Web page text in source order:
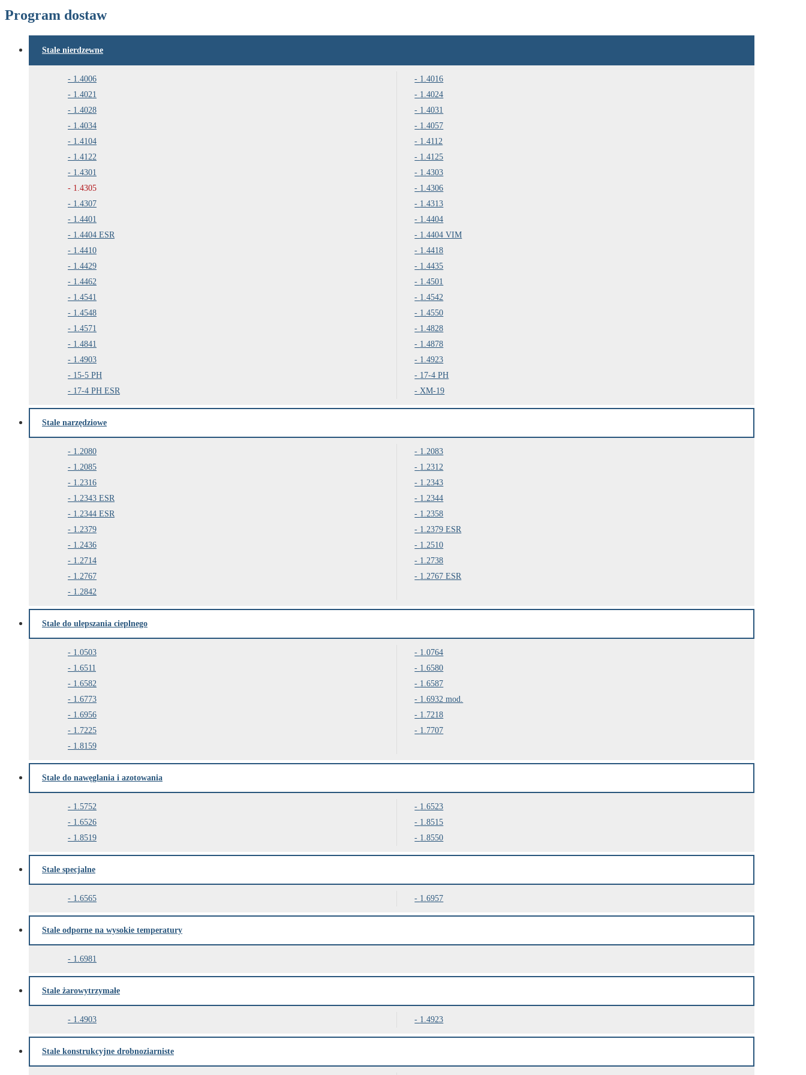
Program dostaw
Stale nierdzewne
1.4006
1.4016
1.4021
1.4024
1.4028
1.4031
1.4034
1.4057
1.4104
1.4112
1.4122
1.4125
1.4301
1.4303
1.4305
1.4306
1.4307
1.4313
1.4401
1.4404
1.4404 ESR
1.4404 VIM
1.4410
1.4418
1.4429
1.4435
1.4462
1.4501
1.4541
1.4542
1.4548
1.4550
1.4571
1.4828
1.4841
1.4878
1.4903
1.4923
15-5 PH
17-4 PH
17-4 PH ESR
XM-19
Stale narzędziowe
1.2080
1.2083
1.2085
1.2312
1.2316
1.2343
1.2343 ESR
1.2344
1.2344 ESR
1.2358
1.2379
1.2379 ESR
1.2436
1.2510
1.2714
1.2738
1.2767
1.2767 ESR
1.2842
Stale do ulepszania cieplnego
1.0503
1.0764
1.6511
1.6580
1.6582
1.6587
1.6773
1.6932 mod.
1.6956
1.7218
1.7225
1.7707
1.8159
Stale do nawęglania i azotowania
1.5752
1.6523
1.6526
1.8515
1.8519
1.8550
Stale specjalne
1.6565 1.6957
Stale odporne na wysokie temperatury
1.6981
Stale żarowytrzymałe
1.4903 1.4923
Stale konstrukcyjne drobnoziarniste